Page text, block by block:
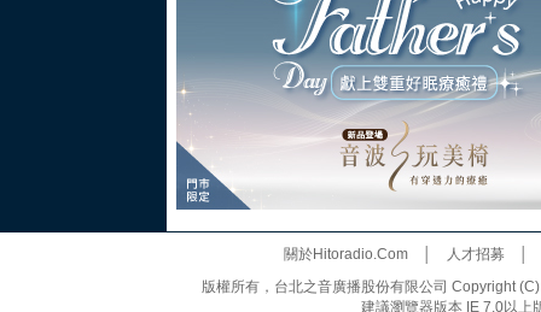
關於Hitoradio.Com│ 人才招募
版權所有，台北之音廣播股份有限公司 Copyright
建議瀏覽器版本 IE 7.0以上